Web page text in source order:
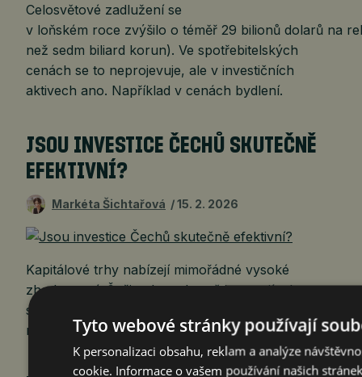
Celosvětové zadlužení se
v loňském roce zvýšilo o téměř 29 bilionů dolarů na
než sedm biliard korun). Ve spotřebitelských
cenách se to neprojevuje, ale v investičních
aktivech ano. Například v cenách bydlení.
JSOU INVESTICE ČECHŮ SKUTEČNĚ
EFEKTIVNÍ?
Markéta Šichtařová 15. 2. 2026
Kapitálové trhy nabízejí mimořádné vysoké
zhodnocení. Češi tedy mohutně investují, ale ne
sami, kupují podíly ve fondech. Ukazuje se, že to
není nejvýhodnější.
Tyto webové stránky používají
K personalizaci obsahu, reklam a analýze
cookie. Informace o vašem používání našich